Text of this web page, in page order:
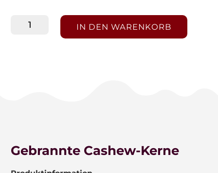
Gebrannte
IN DEN WARENKORB
Gebrannte Cashew-Kerne